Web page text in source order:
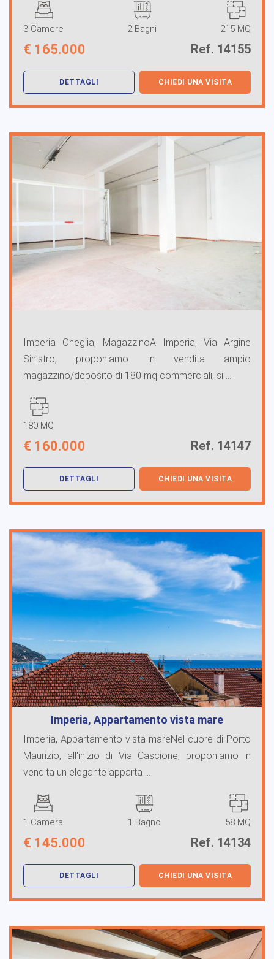
3 Camere 2 Bagni 215 MQ
€ 165.000 Ref. 14155
DETTAGLI CHIEDI UNA VISITA
Imperia Oneglia, MagazzinoA Imperia, Via Argine
Sinistro, proponiamo in vendita ampio
magazzino/deposito di 180 mq commerciali, si ...
180 MQ
€ 160.000 Ref. 14147
DETTAGLI CHIEDI UNA VISITA
Imperia, Appartamento vista mare
Imperia, Appartamento vista mareNel cuore di Porto
Maurizio, all'inizio di Via Cascione, proponiamo in
vendita un elegante apparta ...
1 Camera 1 Bagno 58 MQ
€ 145.000 Ref. 14134
DETTAGLI CHIEDI UNA VISITA